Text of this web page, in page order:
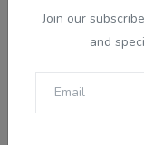
Join our
and
Comments